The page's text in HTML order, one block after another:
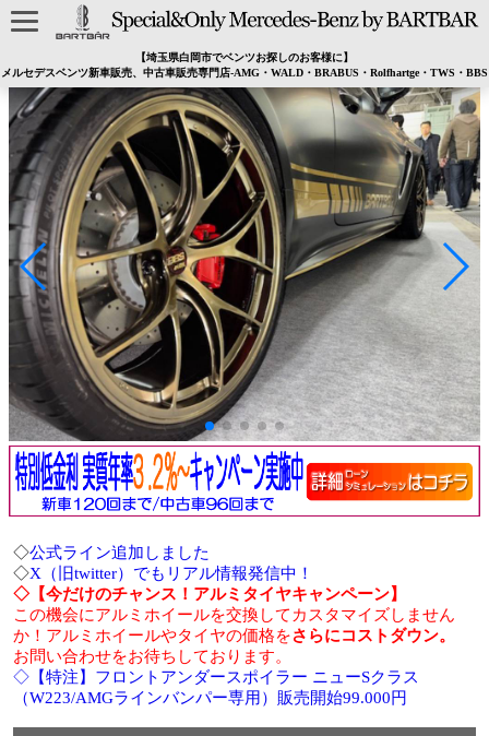
【埼玉県白岡市でベンツお探しのお客様に】
メルセデスベンツ新車販売、中古車販売専門店-AMG・WALD・BRABUS・Rolfhartge・TWS・BBS
◇公式ライン追加しました
◇X（旧twitter）でもリアル情報発信中！
◇【今だけのチャンス！アルミタイヤキャンペーン】
この機会にアルミホイールを交換してカスタマイズしません
か！アルミホイールやタイヤの価格をさらにコストダウン。
お問い合わせをお待ちしております。
◇【特注】フロントアンダースポイラー ニューSクラス
（W223/AMGラインバンパー専用）販売開始99.000円